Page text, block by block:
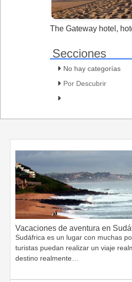
The Gateway hotel,
Secciones
No hay categorías
Por Descubrir
Vacaciones de aventura en
Sudáfrica es un lugar con muchas
turistas puedan realizar un viaje
destino realmente…